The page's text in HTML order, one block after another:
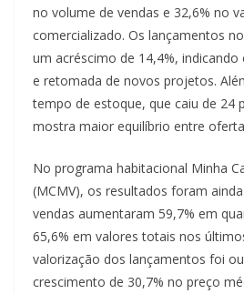
no volume de vendas e 32,6% no
comercializado. Os lançamentos
um acréscimo de 14,4%,
e retomada de novos projetos.
tempo de estoque, que caiu de 24
mostra maior equilíbrio entre
No programa habitacional Minha
(MCMV), os resultados foram
vendas aumentaram 59,7% em
65,6% em valores totais nos
valorização dos lançamentos foi
crescimento de 30,7% no preço